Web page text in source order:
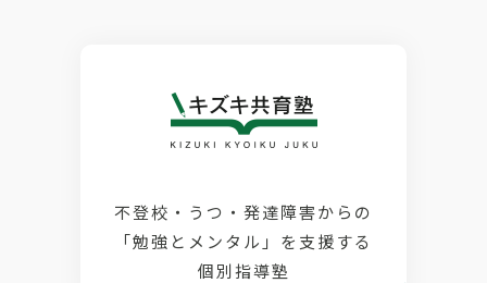
不登校・うつ・発達障害からの
「勉強とメンタル」を支援する
個別指導塾